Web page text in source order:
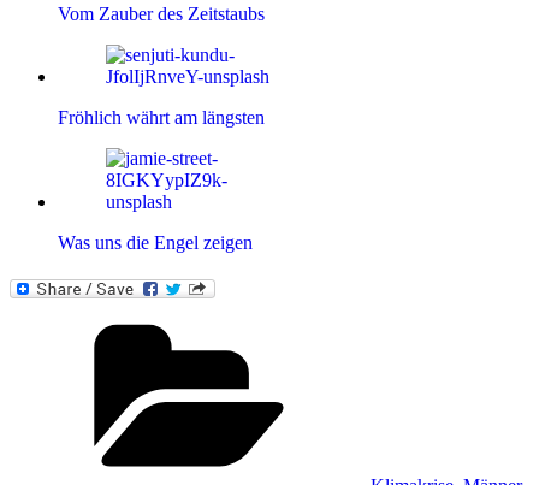
Vom Zauber des Zeitstaubs
Fröhlich währt am längsten
Was uns die Engel zeigen